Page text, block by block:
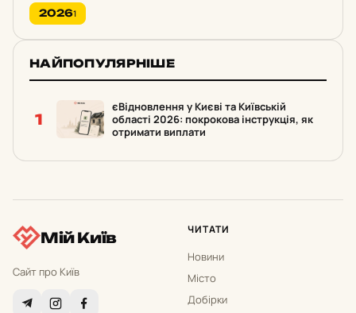
20261
НАЙПОПУЛЯРНІШЕ
1
єВідновлення у Києві та Київській
області 2026: покрокова інструкція, як
отримати виплати
Мій Київ
Сайт про Київ
ЧИТАТИ
Новини
Місто
Добірки